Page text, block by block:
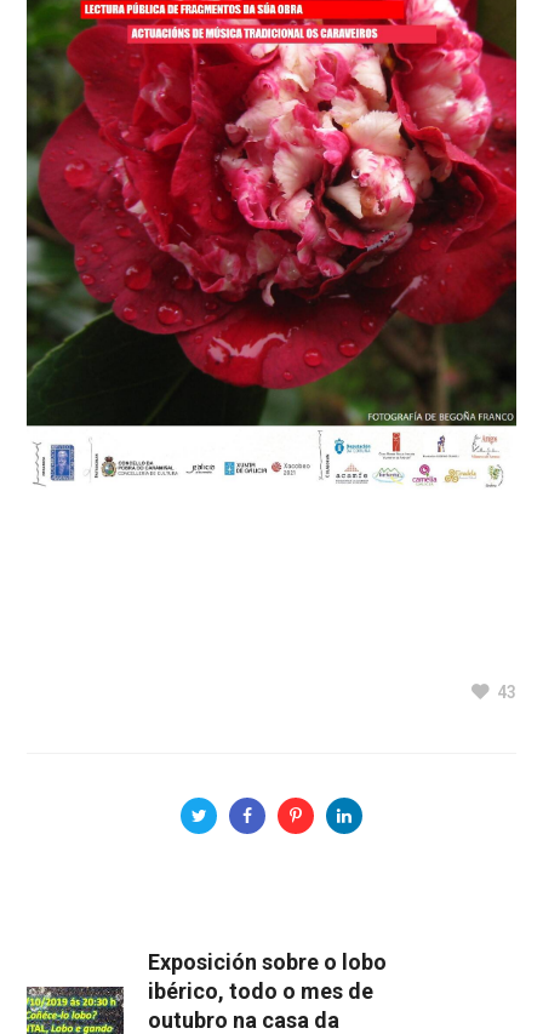
43
Exposición sobre o lobo
ibérico, todo o mes de
outubro na casa da